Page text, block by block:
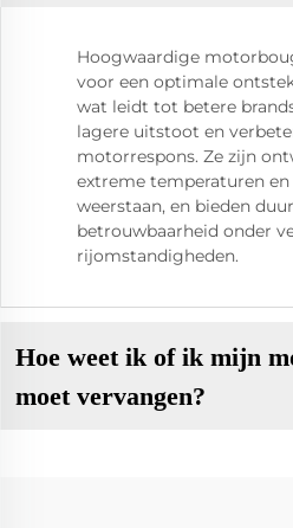
Hoogwaardige
voor een optimale
wat leidt tot betere
lagere uitstoot en
motorrespons. Ze zijn
extreme temperaturen
weerstaan, en bieden
betrouwbaarheid onder
rijomstandigheden.
Hoe weet ik of ik mijn
moet vervangen?